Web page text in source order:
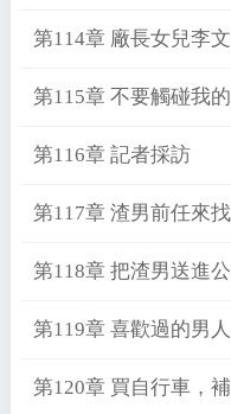
第114章 廠長女兒李
第115章 不要觸碰我
第116章 記者採訪
第117章 渣男前任來
第118章 把渣男送進
第119章 喜歡過的男
第120章 買自行車，